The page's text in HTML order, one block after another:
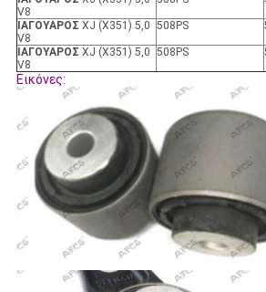
V8
ΙΑΓΟΥΑΡΟΣ XJ (X351) 5,0
V8
508PS
ΙΑΓΟΥΑΡΟΣ XJ (X351) 5,0
V8
508PS
Εικόνες: